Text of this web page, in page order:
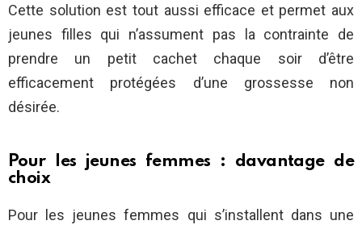
Cette solution est tout aussi efficace et permet aux
jeunes filles qui n’assument pas la contrainte de
prendre un petit cachet chaque soir d’être
efficacement protégées d’une grossesse non
désirée.
Pour les jeunes femmes : davantage de
choix
Pour les jeunes femmes qui s’installent dans une